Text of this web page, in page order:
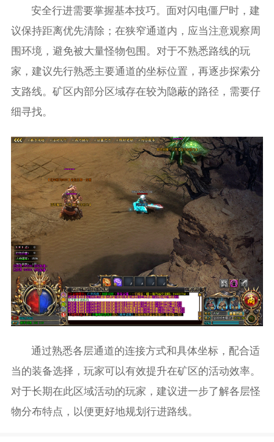
安全行进需要掌握基本技巧。面对闪电僵尸时，建
议保持距离优先清除；在狭窄通道内，应当注意观察周
围环境，避免被大量怪物包围。对于不熟悉路线的玩
家，建议先行熟悉主要通道的坐标位置，再逐步探索分
支路线。矿区内部分区域存在较为隐蔽的路径，需要仔
细寻找。
通过熟悉各层通道的连接方式和具体坐标，配合适
当的装备选择，玩家可以有效提升在矿区的活动效率。
对于长期在此区域活动的玩家，建议进一步了解各层怪
物分布特点，以便更好地规划行进路线。